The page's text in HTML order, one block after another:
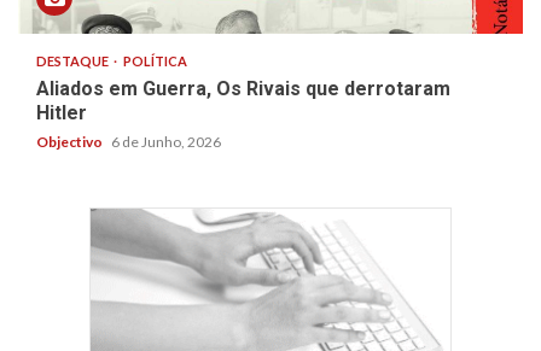
DESTAQUE POLÍTICA
Aliados em Guerra, Os Rivais que derrotaram
Hitler
Objectivo 6 de Junho, 2026